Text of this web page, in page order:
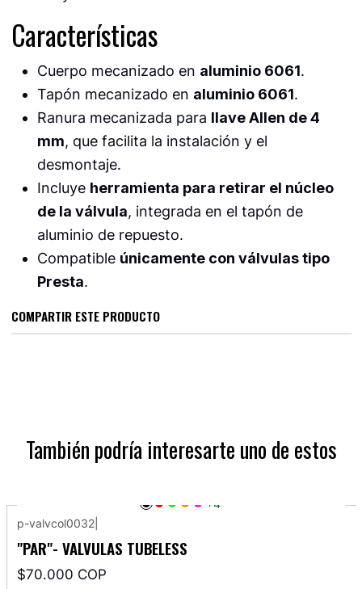
Características
Cuerpo mecanizado en aluminio 6061.
Tapón mecanizado en aluminio 6061.
Ranura mecanizada para llave Allen de 4
mm, que facilita la instalación y el
desmontaje.
Incluye herramienta para retirar el núcleo
de la válvula, integrada en el tapón de
aluminio de repuesto.
Compatible únicamente con válvulas tipo
Presta.
COMPARTIR ESTE PRODUCTO
También podría interesarte uno de estos
+4
p-valvcol0032
"PAR"- VALVULAS TUBELESS
$70.000 COP